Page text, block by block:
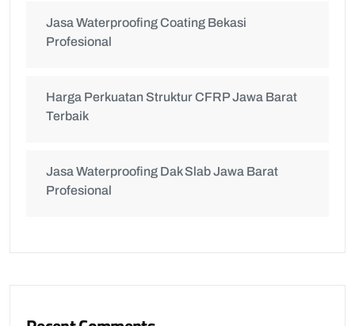
Jasa Waterproofing Coating Bekasi
Profesional
Harga Perkuatan Struktur CFRP Jawa Barat
Terbaik
Jasa Waterproofing Dak Slab Jawa Barat
Profesional